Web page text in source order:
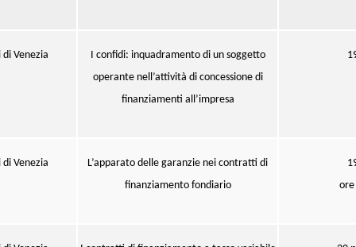
di Venezia
I confidi: inquadramento di un soggetto
operante nell’attività di concessione di
finanziamenti all’impresa
di Venezia
L’apparato delle garanzie nei contratti di
finanziamento fondiario
ore